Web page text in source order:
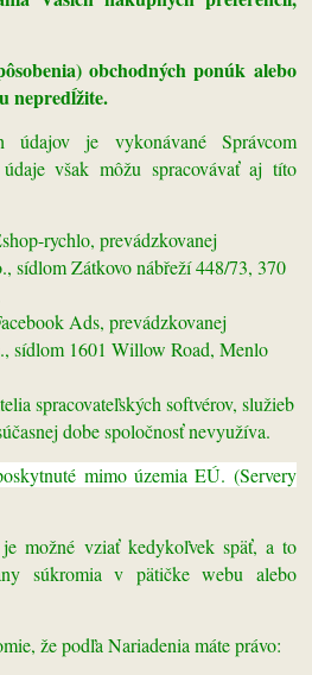
obchodných ponúk alebo
nepredĺžite.
údajov je vykonávané Správcom
však môžu spracovávať aj títo
rychlo, prevádzkovanej
sídlom Zátkovo nábřeží 448/73, 370
Ads, prevádzkovanej
sídlom 1601 Willow Road, Menlo
spracovateľských softvérov, služieb
dobe spoločnosť nevyužíva.
mimo územia EÚ. (Servery
je možné vziať kedykoľvek späť, a to
súkromia v pätičke webu alebo
že podľa Nariadenia máte právo: